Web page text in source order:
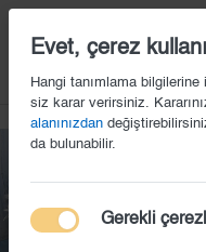
Evet, çerez
Hangi tanımlama
siz karar verirsiniz.
alanınızdan
da bulunabilir.
Gerekli